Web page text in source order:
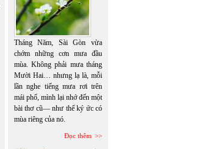
Tháng Năm, Sài Gòn vừa
chớm những cơn mưa đầu
mùa. Không phải mưa tháng
Mười Hai… nhưng lạ là, mỗi
lần nghe tiếng mưa rơi trên
mái phố, mình lại nhớ đến một
bài thơ cũ— như thể ký ức có
mùa riêng của nó.
Đọc thêm